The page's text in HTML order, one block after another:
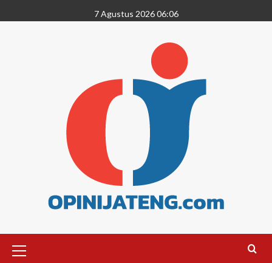
7 Agustus 2026 06:06